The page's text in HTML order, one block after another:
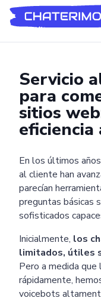
Servicio
para
sitios
eficiencia
En los últimos
al cliente han
parecían
preguntas básicas
sofisticados
Inicialmente, los
limitados, útiles
Pero a medida
rápidamente,
voicebots